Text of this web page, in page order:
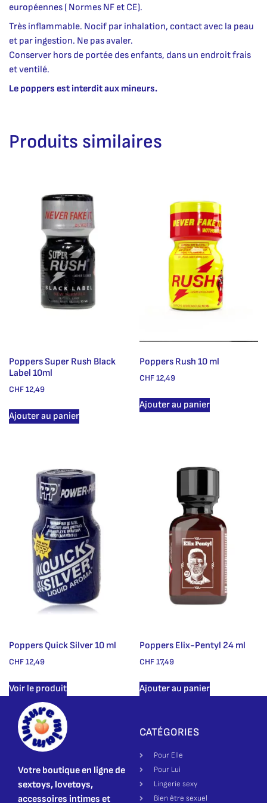
européennes ( Normes NF et CE).
Très inflammable. Nocif par inhalation, contact avec la peau
et par ingestion. Ne pas avaler.
Conserver hors de portée des enfants, dans un endroit frais
et ventilé.
Le poppers est interdit aux mineurs.
Produits similaires
Poppers Super Rush Black
Label 10ml
CHF12,49
Ajouter au panier
Poppers Rush 10 ml
CHF12,49
Ajouter au panier
Poppers Quick Silver 10 ml
CHF12,49
Voir le produit
Poppers Elix-Pentyl 24 ml
CHF17,49
Ajouter au panier
Votre boutique en ligne de
sextoys, lovetoys,
accessoires intimes et
CATÉGORIES
Pour Elle
Pour Lui
Lingerie sexy
Bien être sexuel